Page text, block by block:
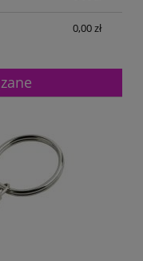
0,00 zł